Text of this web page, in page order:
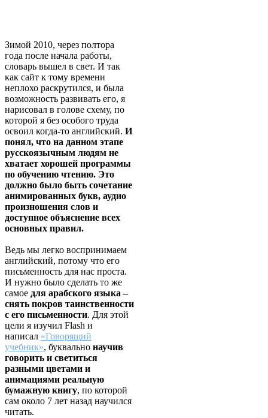
Зимой 2010, через полтора
года после начала работы,
словарь вышел в свет. И так
как сайт к тому времени
неплохо раскрутился, и была
возможность развивать его, я
нарисовал в голове схему, по
которой я без особого труда
освоил когда-то английский. И
понял, что на данном этапе
русскоязычным людям не
хватает хорошей программы
по обучению чтению. Это
должно было быть сочетание
анимированных букв, аудио
произношения слов и
доступное объяснение всех
основных правил.
Ведь мы легко воспринимаем
английский, потому что его
письменность для нас проста.
И нужно было сделать то же
самое для арабского языка –
снять покров таинственности
с его письменности. Для этой
цели я изучил Flash и
написал «Говорящий
учебник», буквально научив
говорить и светиться
разными цветами и
анимациями реальную
бумажную книгу, по которой
сам около 7 лет назад научился
читать.